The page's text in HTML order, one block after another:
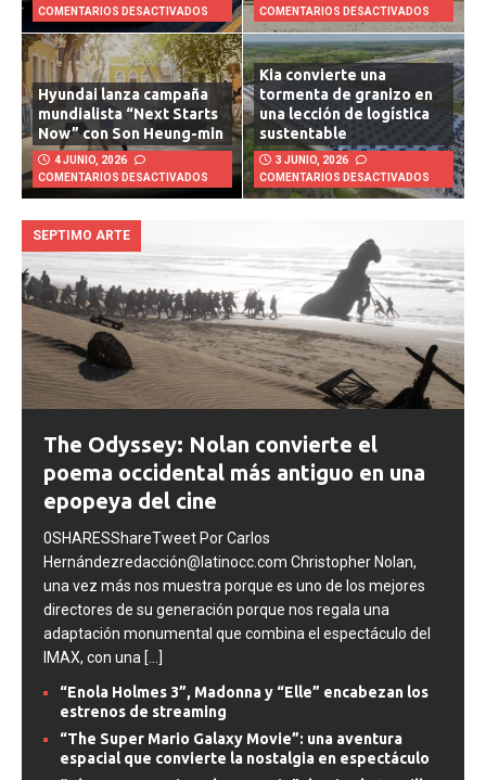
22 JULIO, 2026
COMENTARIOS DESACTIVADOS
21 JULIO, 2026
COMENTARIOS DESACTIVADOS
Hyundai lanza campaña
mundialista “Next Starts
Now” con Son Heung-min
4 JUNIO, 2026
COMENTARIOS DESACTIVADOS
Kia convierte una
tormenta de granizo en
una lección de logística
sustentable
3 JUNIO, 2026
COMENTARIOS DESACTIVADOS
SEPTIMO ARTE
The Odyssey: Nolan convierte el
poema occidental más antiguo en una
epopeya del cine
0SHARESShareTweet Por Carlos
Hernándezredacción@latinocc.com Christopher Nolan,
una vez más nos muestra porque es uno de los mejores
directores de su generación porque nos regala una
adaptación monumental que combina el espectáculo del
IMAX, con una [...]
“Enola Holmes 3”, Madonna y “Elle” encabezan los
estrenos de streaming
“The Super Mario Galaxy Movie”: una aventura
espacial que convierte la nostalgia en espectáculo